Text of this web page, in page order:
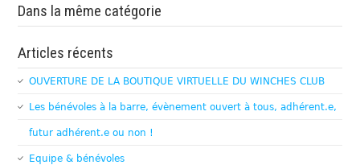
Dans la même catégorie
Articles récents
OUVERTURE DE LA BOUTIQUE VIRTUELLE DU WINCHES CLUB
Les bénévoles à la barre, évènement ouvert à tous, adhérent.e,
futur adhérent.e ou non !
Equipe & bénévoles